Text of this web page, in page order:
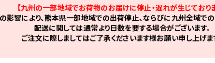
【九州の一部地域でお荷物のお届けに停止・遅れが生じておりま
響により、熊本県一部地域での出荷停止、ならびに九州全域での
配送に関しては通常より日数を要する場合がございます。
ご注文に際しましてはご了承くださいます様お願い申し上げま